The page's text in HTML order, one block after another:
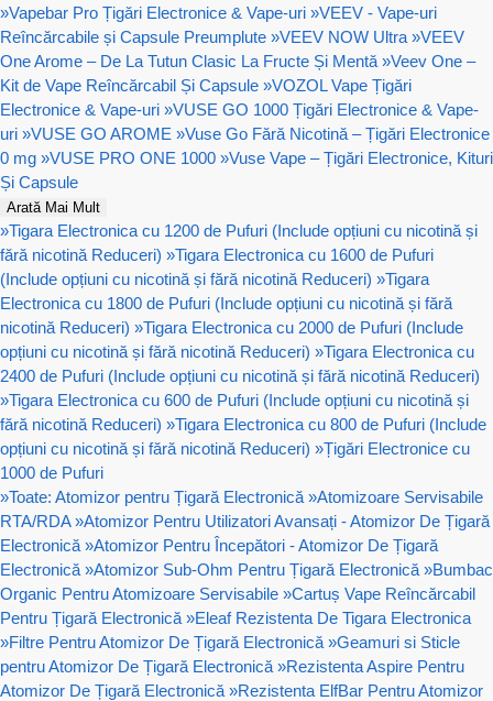
»Vapebar Pro Țigări Electronice & Vape-uri »VEEV - Vape-uri
Reîncărcabile și Capsule Preumplute »VEEV NOW Ultra »VEEV
One Arome – De La Tutun Clasic La Fructe Și Mentă »Veev One –
Kit de Vape Reîncărcabil Și Capsule »VOZOL Vape Țigări
Electronice & Vape-uri »VUSE GO 1000 Țigări Electronice & Vape-
uri »VUSE GO AROME »Vuse Go Fără Nicotină – Țigări Electronice
0 mg »VUSE PRO ONE 1000 »Vuse Vape – Țigări Electronice, Kituri
Și Capsule
Arată Mai Mult
»Tigara Electronica cu 1200 de Pufuri (Include opțiuni cu nicotină și
fără nicotină Reduceri) »Tigara Electronica cu 1600 de Pufuri
(Include opțiuni cu nicotină și fără nicotină Reduceri) »Tigara
Electronica cu 1800 de Pufuri (Include opțiuni cu nicotină și fără
nicotină Reduceri) »Tigara Electronica cu 2000 de Pufuri (Include
opțiuni cu nicotină și fără nicotină Reduceri) »Tigara Electronica cu
2400 de Pufuri (Include opțiuni cu nicotină și fără nicotină Reduceri)
»Tigara Electronica cu 600 de Pufuri (Include opțiuni cu nicotină și
fără nicotină Reduceri) »Tigara Electronica cu 800 de Pufuri (Include
opțiuni cu nicotină și fără nicotină Reduceri) »Țigări Electronice cu
1000 de Pufuri
»Toate: Atomizor pentru Țigară Electronică »Atomizoare Servisabile
RTA/RDA »Atomizor Pentru Utilizatori Avansați - Atomizor De Țigară
Electronică »Atomizor Pentru Începători - Atomizor De Țigară
Electronică »Atomizor Sub-Ohm Pentru Țigară Electronică »Bumbac
Organic Pentru Atomizoare Servisabile »Cartuș Vape Reîncărcabil
Pentru Țigară Electronică »Eleaf Rezistenta De Tigara Electronica
»Filtre Pentru Atomizor De Țigară Electronică »Geamuri si Sticle
pentru Atomizor De Țigară Electronică »Rezistenta Aspire Pentru
Atomizor De Țigară Electronică »Rezistenta ElfBar Pentru Atomizor